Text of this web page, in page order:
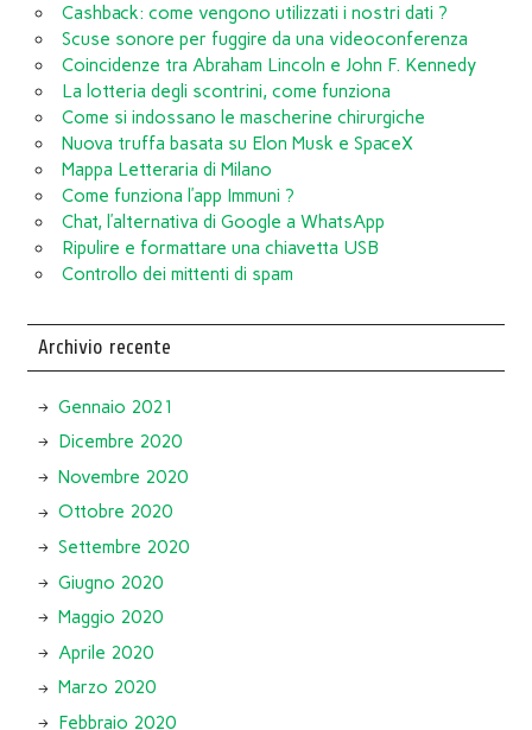
Cashback: come vengono utilizzati i nostri dati ?
Scuse sonore per fuggire da una videoconferenza
Coincidenze tra Abraham Lincoln e John F. Kennedy
La lotteria degli scontrini, come funziona
Come si indossano le mascherine chirurgiche
Nuova truffa basata su Elon Musk e SpaceX
Mappa Letteraria di Milano
Come funziona l’app Immuni ?
Chat, l’alternativa di Google a WhatsApp
Ripulire e formattare una chiavetta USB
Controllo dei mittenti di spam
Archivio recente
Gennaio 2021
Dicembre 2020
Novembre 2020
Ottobre 2020
Settembre 2020
Giugno 2020
Maggio 2020
Aprile 2020
Marzo 2020
Febbraio 2020